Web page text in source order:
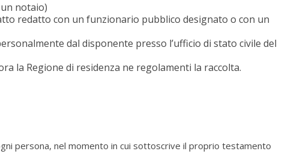
notaio)
redatto con un funzionario pubblico designato o con un
dal disponente presso l’ufficio di stato civile del
la Regione di residenza ne regolamenti la raccolta.
persona, nel momento in cui sottoscrive il proprio testamento